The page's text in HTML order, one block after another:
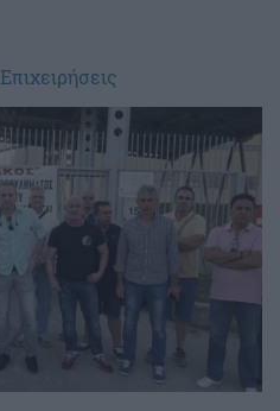
Επιχειρήσεις